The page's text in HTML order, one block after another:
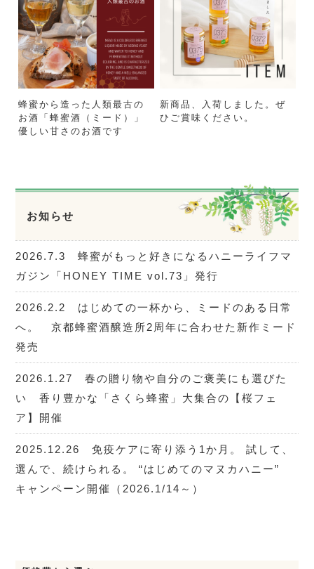
蜂蜜から造った人類最古の
お酒「蜂蜜酒（ミード）」
優しい甘さのお酒です
新商品、入荷しました。ぜ
ひご賞味ください。
お知らせ
2026.7.3 蜂蜜がもっと好きになるハニーライフマ
ガジン「HONEY TIME vol.73」発行
2026.2.2 はじめての一杯から、ミードのある日常
へ。 京都蜂蜜酒醸造所2周年に合わせた新作ミード
発売
2026.1.27 春の贈り物や自分のご褒美にも選びた
い 香り豊かな「さくら蜂蜜」大集合の【桜フェ
ア】開催
2025.12.26 免疫ケアに寄り添う1か月。 試して、
選んで、続けられる。 “はじめてのマヌカハニー”
キャンペーン開催（2026.1/14～）